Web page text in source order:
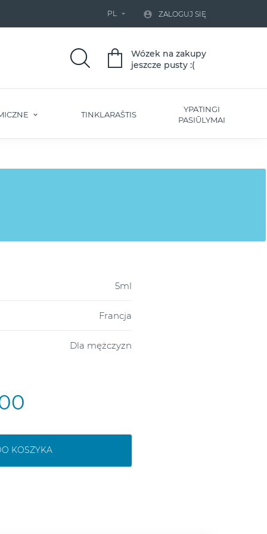
PL   ZALOGUJ SIĘ
Wózek na zakupy
jeszcze pusty :(
TINKLARAŠTIS
YPATINGI
PASIŪLYMAI
5ml
Francja
Dla mężczyzn
KOSZYKA